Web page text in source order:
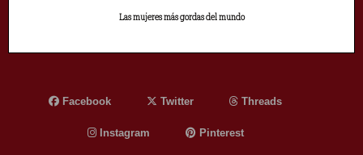
Las mujeres más gordas del mundo
Facebook Twitter Threads
Instagram Pinterest